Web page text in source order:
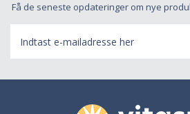
Få de seneste opdateringer om nye
mail-
adresse